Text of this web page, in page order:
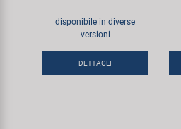
disponibile in diverse
versioni
DETTAGLI